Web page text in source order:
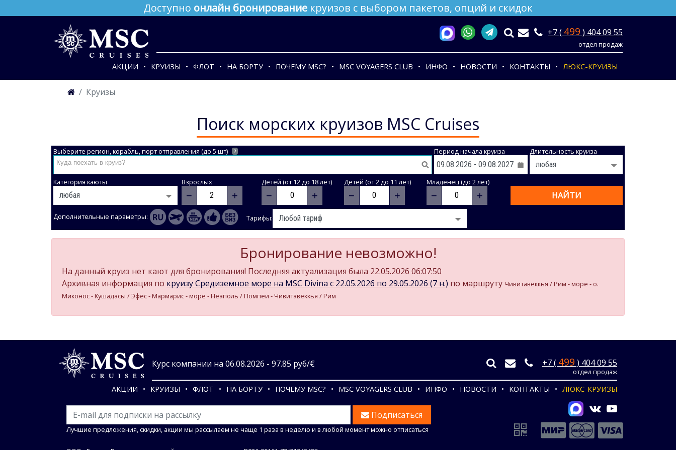
Доступно онлайн бронирование круизов с выбором пакетов, опций и скидок
+7 ( 499 ) 404 09 55
отдел продаж
АКЦИИ КРУИЗЫ ФЛОТ НА БОРТУ ПОЧЕМУ MSC? MSC VOYAGERS CLUB ИНФО НОВОСТИ КОНТАКТЫ ЛЮКС-КРУИЗЫ
Круизы
Поиск морских круизов MSC Cruises
Выберите регион, корабль, порт отправления (до 5 шт) ? Период начала круиза Длительность круиза
Категория каюты Взрослых
− +
Детей (от 12 до 18 лет)
− +
Детей (от 2 до 11 лет)
− +
Младенец (до 2 лет)
− + НАЙТИ
Дополнительные параметры: Тарифы:
Бронирование невозможно!
На данный круиз нет кают для бронирования! Последняя актуализация была 22.05.2026 06:07:50
Архивная информация по круизу Средиземное море на MSC Divina c 22.05.2026 по 29.05.2026 (7 н.) по маршруту Чивитавеккья / Рим - море - о.
Миконос - Кушадасы / Эфес - Мармарис - море - Неаполь / Помпеи - Чивитавеккья / Рим
Курс компании на 06.08.2026 - 97.85 руб/€ +7 ( 499 ) 404 09 55
отдел продаж
АКЦИИ КРУИЗЫ ФЛОТ НА БОРТУ ПОЧЕМУ MSC? MSC VOYAGERS CLUB ИНФО НОВОСТИ КОНТАКТЫ ЛЮКС-КРУИЗЫ
Подписаться
Лучшие предложения, скидки, акции мы рассылаем не чаще 1 раза в неделю и в любой момент можно отписаться